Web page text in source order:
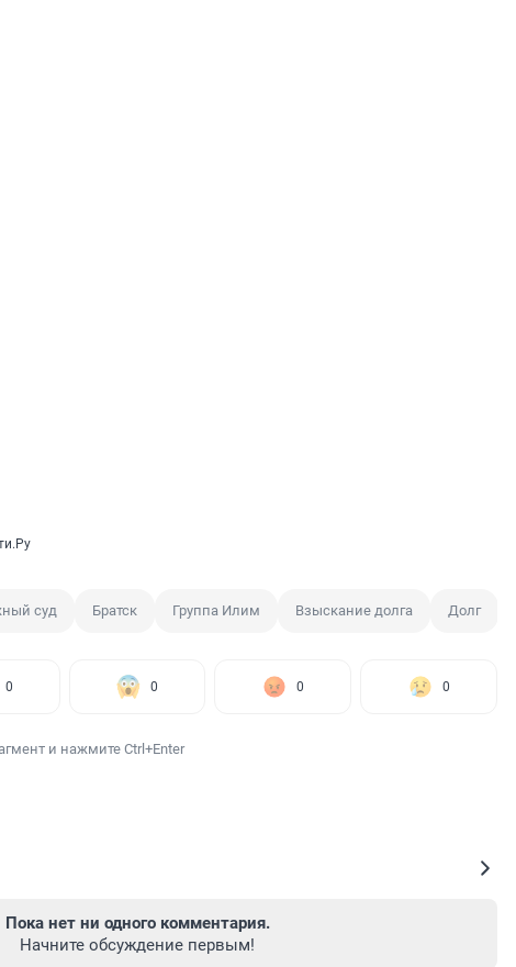
суд Братск Группа Илим Взыскание долга Долг
0 0 0 0
и нажмите Ctrl+Enter
Пока нет ни одного комментария.
Начните обсуждение первым!